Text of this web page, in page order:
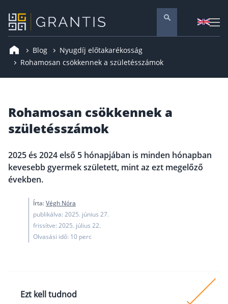
Pénzügyi tanácsadás
Önkéntes nyugdíjpénztár
Melyiket válaszd? Nyugdíjbiztosítás, NYESZ vagy
Nyugdíj tanácsadás 🪙
Nyugdíjkorhatár táblázat és útmutató
Nyugdíj kisokos – A magyar nyugdíjrendszer
Nyugdíjbiztosítás vagy NYESZ? Melyik a jobb?
Blog
Nyugdíj előtakarékosság
Rohamosan csökkennek a születésszámok
Rohamosan csökkennek a
születésszámok
2025 és 2024 első 5 hónapjában is minden hónapban
kevesebb gyermek született, mint az ezt megelőző
években.
Írta:Végh Nóra
publikálva: 2025. június 27.
frissítve: 2025. július 22.
Olvasási idő: 10 perc
Ezt kell tudnod